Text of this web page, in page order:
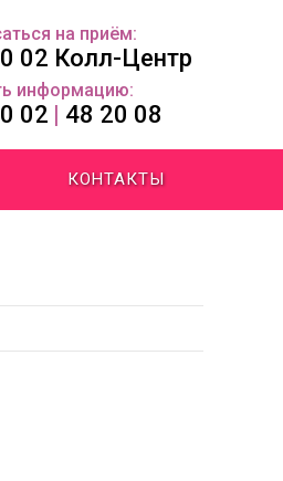
на приём:
02 Колл-Центр
информацию:
02 | 48 20 08
КОНТАКТЫ